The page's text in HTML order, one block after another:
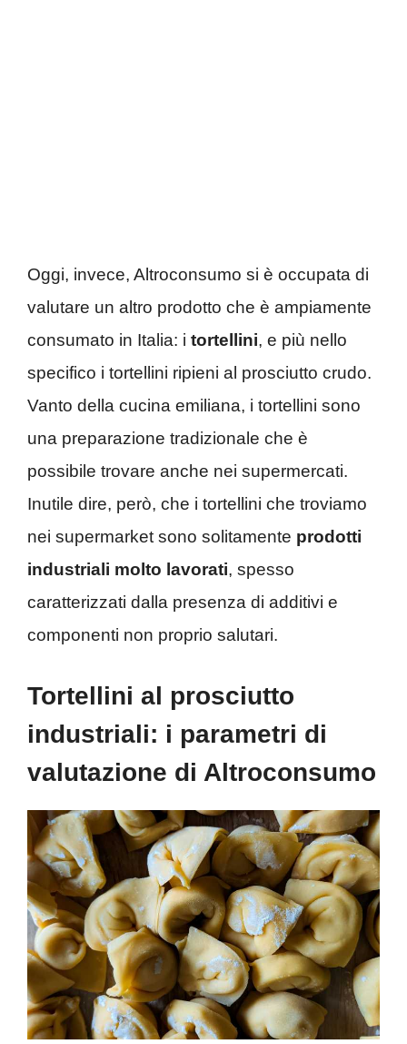
Oggi, invece, Altroconsumo si è occupata di
valutare un altro prodotto che è ampiamente
consumato in Italia: i tortellini, e più nello
specifico i tortellini ripieni al prosciutto crudo.
Vanto della cucina emiliana, i tortellini sono
una preparazione tradizionale che è
possibile trovare anche nei supermercati.
Inutile dire, però, che i tortellini che troviamo
nei supermarket sono solitamente prodotti
industriali molto lavorati, spesso
caratterizzati dalla presenza di additivi e
componenti non proprio salutari.
Tortellini al prosciutto
industriali: i parametri di
valutazione di Altroconsumo